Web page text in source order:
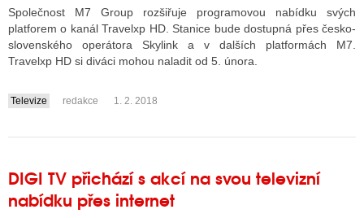
STÁT BLOGEREM
DISKUTÉRA NA RADIOTV
STARŠÍCH DISKUZÍ
Společnost M7 Group rozšiřuje programovou nabídku svých
platforem o kanál Travelxp HD. Stanice bude dostupná přes česko-
slovenského operátora Skylink a v dalších platformách M7.
Travelxp HD si diváci mohou naladit od 5. února.
....
Televize redakce 1. 2. 2018
DIGI TV přichází s akcí na svou televizní
nabídku přes internet